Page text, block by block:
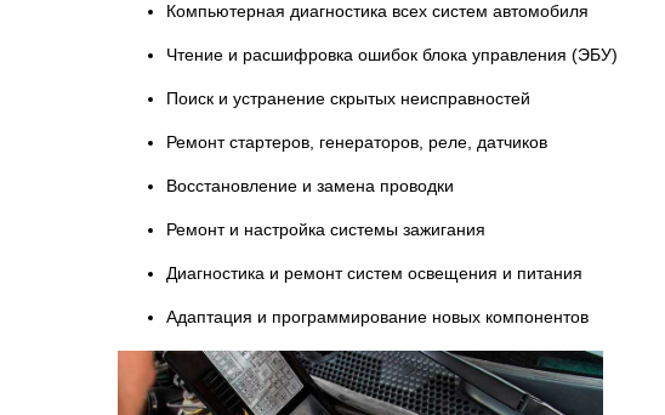
Компьютерная диагностика всех систем автомобиля
Чтение и расшифровка ошибок блока управления (ЭБУ)
Поиск и устранение скрытых неисправностей
Ремонт стартеров, генераторов, реле, датчиков
Восстановление и замена проводки
Ремонт и настройка системы зажигания
Диагностика и ремонт систем освещения и питания
Адаптация и программирование новых компонентов